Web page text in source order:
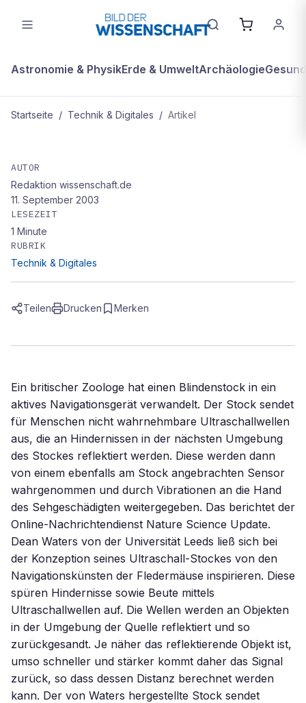
Astronomie & PhysikErde & UmweltArchäologie
Startseite / Technik & Digitales / Artikel
Sonar-Stock soll Blinden das Leben
vereinfachen
AUTOR
Redaktion wissenschaft.de
11. September 2003
LESEZEIT
1 Minute
RUBRIK
Technik & Digitales
Teilen Drucken Merken
Ein britischer Zoologe hat einen Blindenstock in ein
aktives Navigationsgerät verwandelt. Der Stock sendet
für Menschen nicht wahrnehmbare Ultraschallwellen
aus, die an Hindernissen in der nächsten Umgebung
des Stockes reflektiert werden. Diese werden dann
von einem ebenfalls am Stock angebrachten Sensor
wahrgenommen und durch Vibrationen an die Hand
des Sehgeschädigten weitergegeben. Das berichtet der
Online-Nachrichtendienst Nature Science Update.
Dean Waters von der Universität Leeds ließ sich bei
der Konzeption seines Ultraschall-Stockes von den
Navigationskünsten der Fledermäuse inspirieren. Diese
spüren Hindernisse sowie Beute mittels
Ultraschallwellen auf. Die Wellen werden an Objekten
in der Umgebung der Quelle reflektiert und so
zurückgesandt. Je näher das reflektierende Objekt ist,
umso schneller und stärker kommt daher das Signal
zurück, so dass dessen Distanz berechnet werden
kann. Der von Waters hergestellte Stock sendet